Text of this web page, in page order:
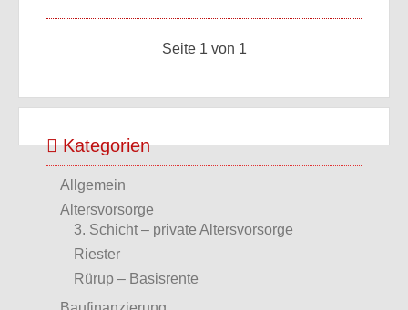
Seite 1 von 1
Kategorien
Allgemein
Altersvorsorge
3. Schicht – private Altersvorsorge
Riester
Rürup – Basisrente